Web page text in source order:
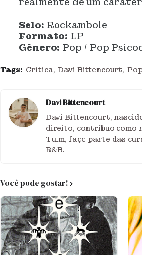
realmente de um
Selo: Rockambole
Formato: LP
Gênero: Pop / Pop
Tags: Crítica Davi Bittencourt Pop
Davi Bittencourt
Davi Bittencourt,
direito, contribuo como
Tuim, faço parte das
R&B.
Você pode gostar!